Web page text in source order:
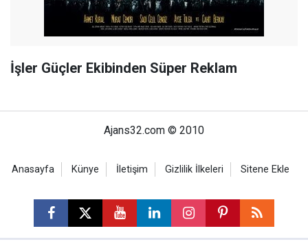
İşler Güçler Ekibinden Süper Reklam
Ajans32.com © 2010
Anasayfa Künye İletişim Gizlilik İlkeleri Sitene Ekle